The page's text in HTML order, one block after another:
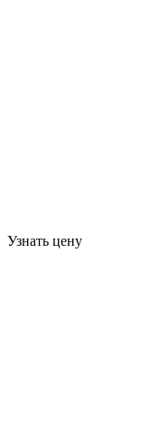
Узнать цену